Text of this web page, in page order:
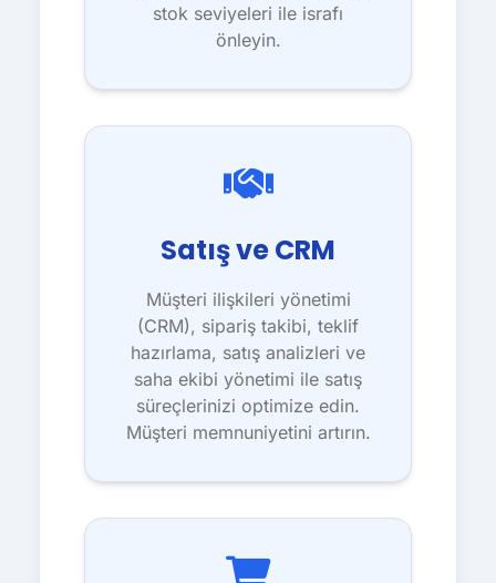
stok seviyeleri ile israfı
önleyin.
Satış ve CRM
Müşteri ilişkileri yönetimi
(CRM), sipariş takibi, teklif
hazırlama, satış analizleri ve
saha ekibi yönetimi ile satış
süreçlerinizi optimize edin.
Müşteri memnuniyetini artırın.